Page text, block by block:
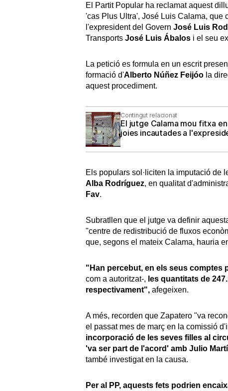
El Partit Popular ha reclamat aquest
'cas Plus Ultra', José Luis Calama, que
l'expresident del Govern José Luis
Transports José Luis Ábalos i el seu
La petició es formula en un escrit
formació d'Alberto Núñez Feijóo la
aquest procediment.
Contingut relacionat
El jutge Calama mou fitxa
joies incautades a
Els populars sol·liciten la imputació de
Alba Rodríguez, en qualitat
Fav.
Subratllen que el jutge va definir
"centre de redistribució de fluxos
que, segons el mateix Calama, hauria
"Han percebut, en els seus comptes
com a autoritzat-, les quantitats de
respectivament", afegeixen.
A més, recorden que Zapatero "va
el passat mes de març en la comissió
incorporació de les seves filles al
'va ser part de l'acord' amb Julio
també investigat en la causa.
Per al PP, aquests fets podrien